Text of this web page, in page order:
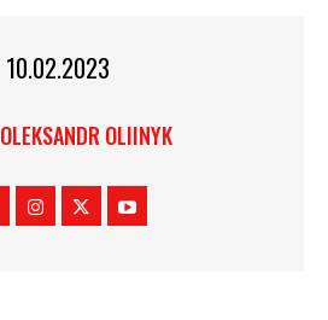
10.02.2023
OLEKSANDR OLIINYK